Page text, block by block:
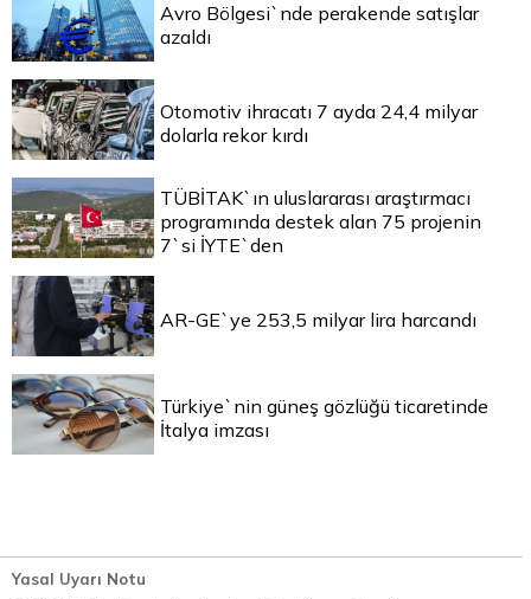
Avro Bölgesi`nde perakende satışlar
azaldı
Otomotiv ihracatı 7 ayda 24,4 milyar
dolarla rekor kırdı
TÜBİTAK`ın uluslararası araştırmacı
programında destek alan 75 projenin
7`si İYTE`den
AR-GE`ye 253,5 milyar lira harcandı
Türkiye`nin güneş gözlüğü ticaretinde
İtalya imzası
Yasal Uyarı Notu